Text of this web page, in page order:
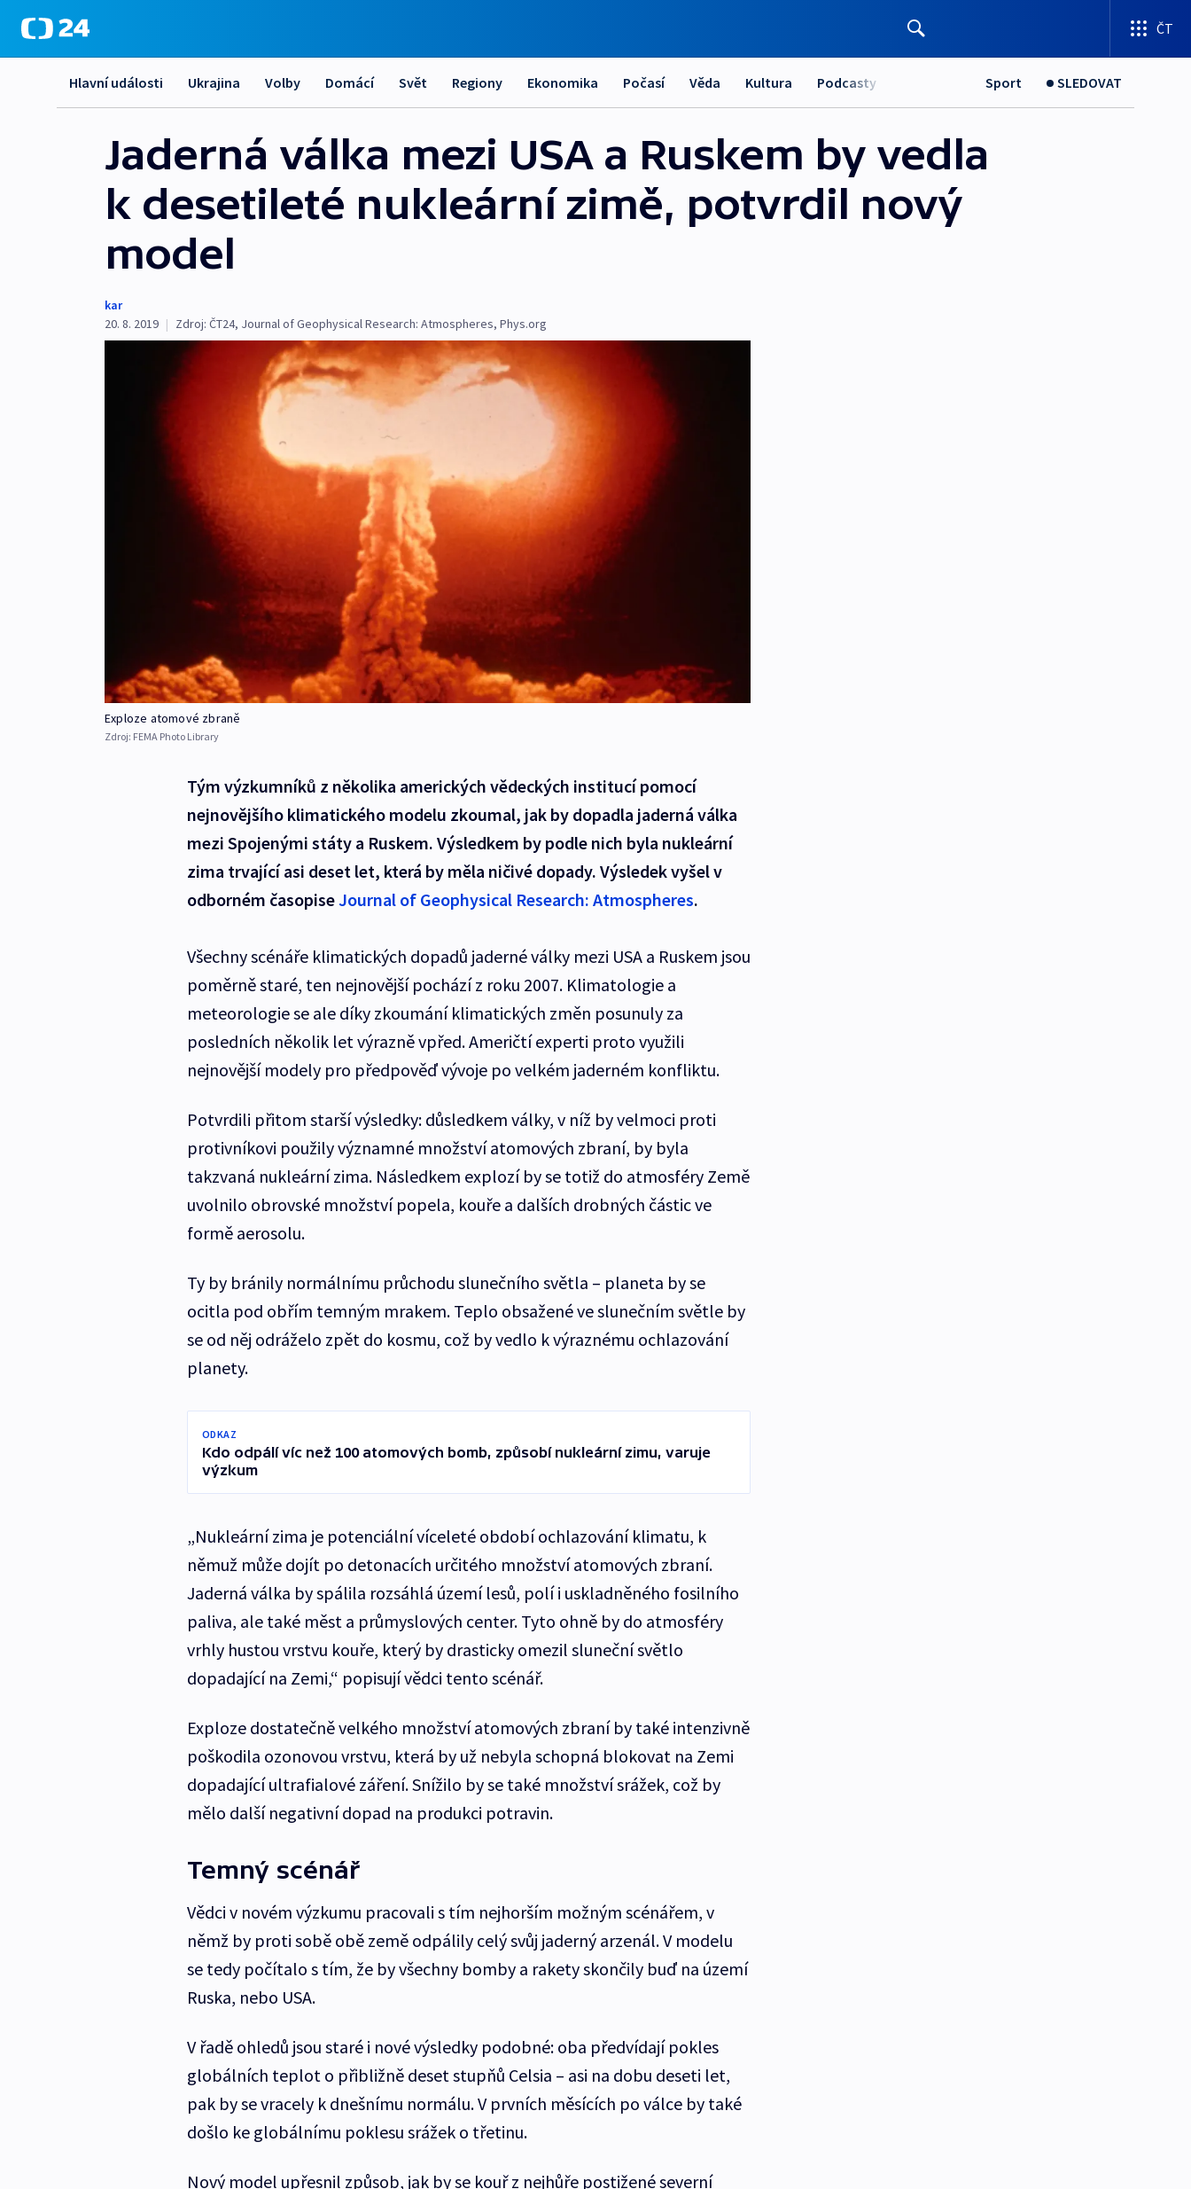
ČT
Hlavní události Ukrajina Volby Domácí Svět Regiony Ekonomika Počasí Věda Kultura Podcasty Sport SLEDOVAT
Jaderná válka mezi USA a Ruskem by vedla
k desetileté nukleární zimě, potvrdil nový
model
kar
20. 8. 2019 | Zdroj: ČT24, Journal of Geophysical Research: Atmospheres, Phys.org
Exploze atomové zbraně
Zdroj: FEMA Photo Library
Tým výzkumníků z několika amerických vědeckých institucí pomocí
nejnovějšího klimatického modelu zkoumal, jak by dopadla jaderná válka
mezi Spojenými státy a Ruskem. Výsledkem by podle nich byla nukleární
zima trvající asi deset let, která by měla ničivé dopady. Výsledek vyšel v
odborném časopiseJournal of Geophysical Research: Atmospheres.
Všechny scénáře klimatických dopadů jaderné války mezi USA a Ruskem jsou
poměrně staré, ten nejnovější pochází z roku 2007. Klimatologie a
meteorologie se ale díky zkoumání klimatických změn posunuly za
posledních několik let výrazně vpřed. Američtí experti proto využili
nejnovější modely pro předpověď vývoje po velkém jaderném konfliktu.
Potvrdili přitom starší výsledky: důsledkem války, v níž by velmoci proti
protivníkovi použily významné množství atomových zbraní, by byla
takzvaná nukleární zima. Následkem explozí by se totiž do atmosféry Země
uvolnilo obrovské množství popela, kouře a dalších drobných částic ve
formě aerosolu.
Ty by bránily normálnímu průchodu slunečního světla – planeta by se
ocitla pod obřím temným mrakem. Teplo obsažené ve slunečním světle by
se od něj odráželo zpět do kosmu, což by vedlo k výraznému ochlazování
planety.
ODKAZ
Kdo odpálí víc než 100 atomových bomb, způsobí nukleární zimu, varuje
výzkum
„Nukleární zima je potenciální víceleté období ochlazování klimatu, k
němuž může dojít po detonacích určitého množství atomových zbraní.
Jaderná válka by spálila rozsáhlá území lesů, polí i uskladněného fosilního
paliva, ale také měst a průmyslových center. Tyto ohně by do atmosféry
vrhly hustou vrstvu kouře, který by drasticky omezil sluneční světlo
dopadající na Zemi,“ popisují vědci tento scénář.
Exploze dostatečně velkého množství atomových zbraní by také intenzivně
poškodila ozonovou vrstvu, která by už nebyla schopná blokovat na Zemi
dopadající ultrafialové záření. Snížilo by se také množství srážek, což by
mělo další negativní dopad na produkci potravin.
Temný scénář
Vědci v novém výzkumu pracovali s tím nejhorším možným scénářem, v
němž by proti sobě obě země odpálily celý svůj jaderný arzenál. V modelu
se tedy počítalo s tím, že by všechny bomby a rakety skončily buď na území
Ruska, nebo USA.
V řadě ohledů jsou staré i nové výsledky podobné: oba předvídají pokles
globálních teplot o přibližně deset stupňů Celsia – asi na dobu deseti let,
pak by se vracely k dnešnímu normálu. V prvních měsících po válce by také
došlo ke globálnímu poklesu srážek o třetinu.
Nový model upřesnil způsob, jak by se kouř z nejhůře postižené severní